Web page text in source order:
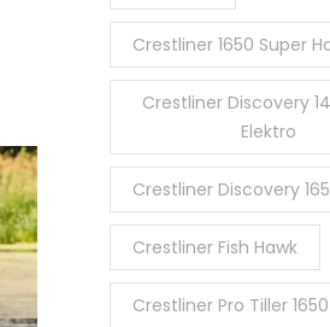
Crestliner 1650 Super
Crestliner Discovery
Elektro
Crestliner Discovery
Crestliner Fish Hawk
Crestliner Pro Tiller 1650